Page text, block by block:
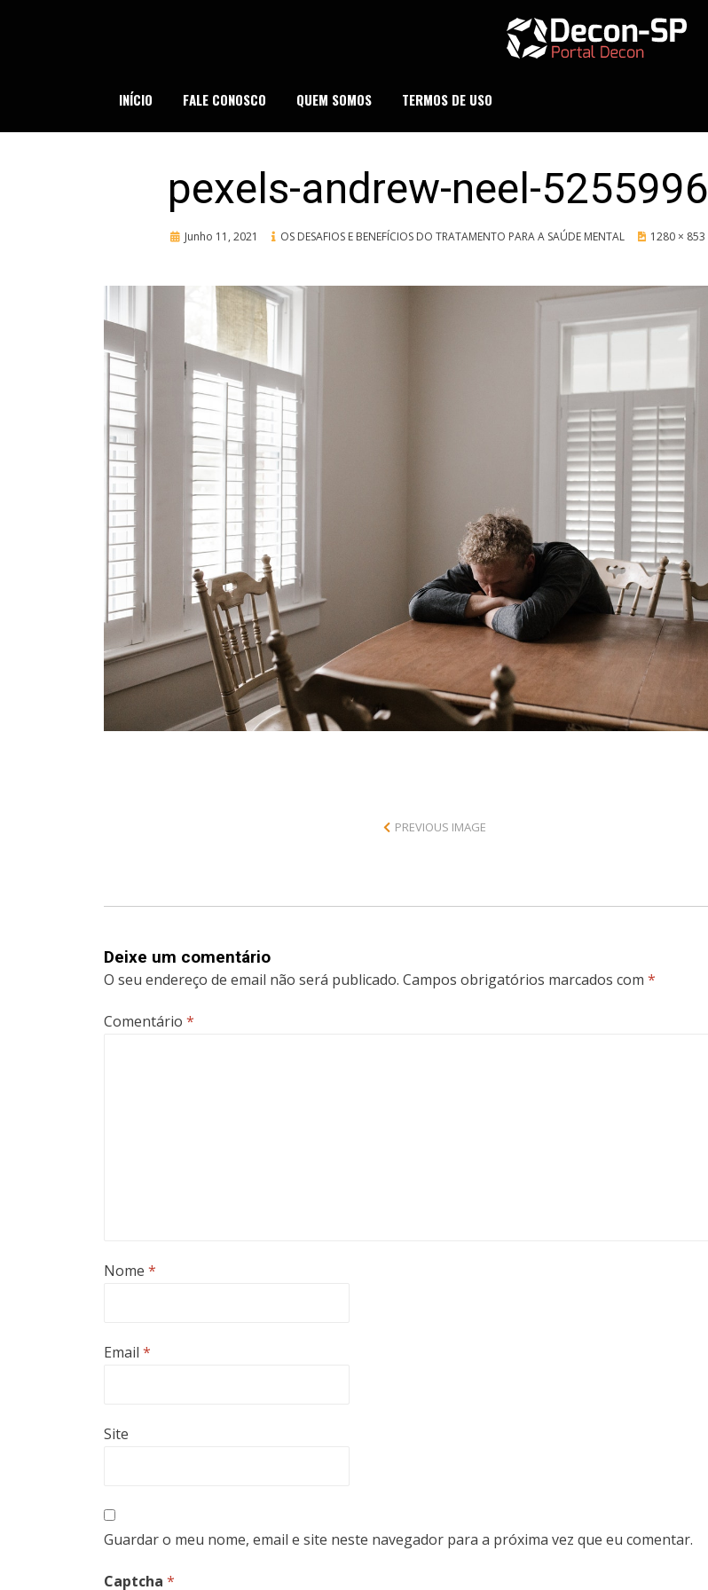
DECON-SP
INÍCIO FALE CONOSCO QUEM SOMOS TERMOS DE USO
pexels-andrew-neel-5255996
Posted
Junho 11, 2021 OS DESAFIOS E BENEFÍCIOS DO TRATAMENTO PARA A SAÚDE MENTAL 1280 × 853
PREVIOUS IMAGE
Deixe um comentário
O seu endereço de email não será publicado. Campos obrigatórios marcados com *
Comentário *
Nome *
Email *
Site
Guardar o meu nome, email e site neste navegador para a próxima vez que eu comentar.
Captcha *